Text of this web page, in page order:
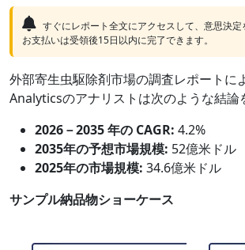
すぐにレポート全文にアクセスして、意思決定
お支払いは受領後15日以内に完了できます。
外部寄生虫駆除剤市場の調査レポートに
Analyticsのアナリストは次のような結論
2026－2035 年の CAGR: 4.2%
2035年の予想市場規模: 52億米ドル
2025年の市場規模: 34.6億米ドル
サンプル納品物ショーケース